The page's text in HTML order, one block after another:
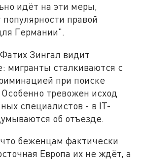
идёт на эти меры,
популярности правой
Германии".
Зингал видит
мигранты сталкиваются с
при поиске
тревожен исход
специалистов - в IT-
об отъезде.
беженцам фактически
Европа их не ждёт, а